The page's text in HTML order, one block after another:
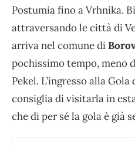
Postumia fino a Vrhnika.
attraversando le città di
arriva nel comune di
pochissimo tempo, meno
Pekel. L’ingresso alla Gola
consiglia di visitarla in
che di per sé la gola è già